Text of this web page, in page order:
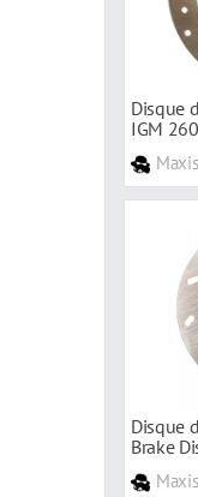
Disque
IGM
Disque
Brake